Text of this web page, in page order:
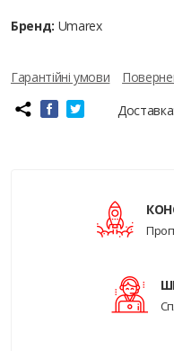
Бренд: Umarex
Гарантійні умови
Доставка: